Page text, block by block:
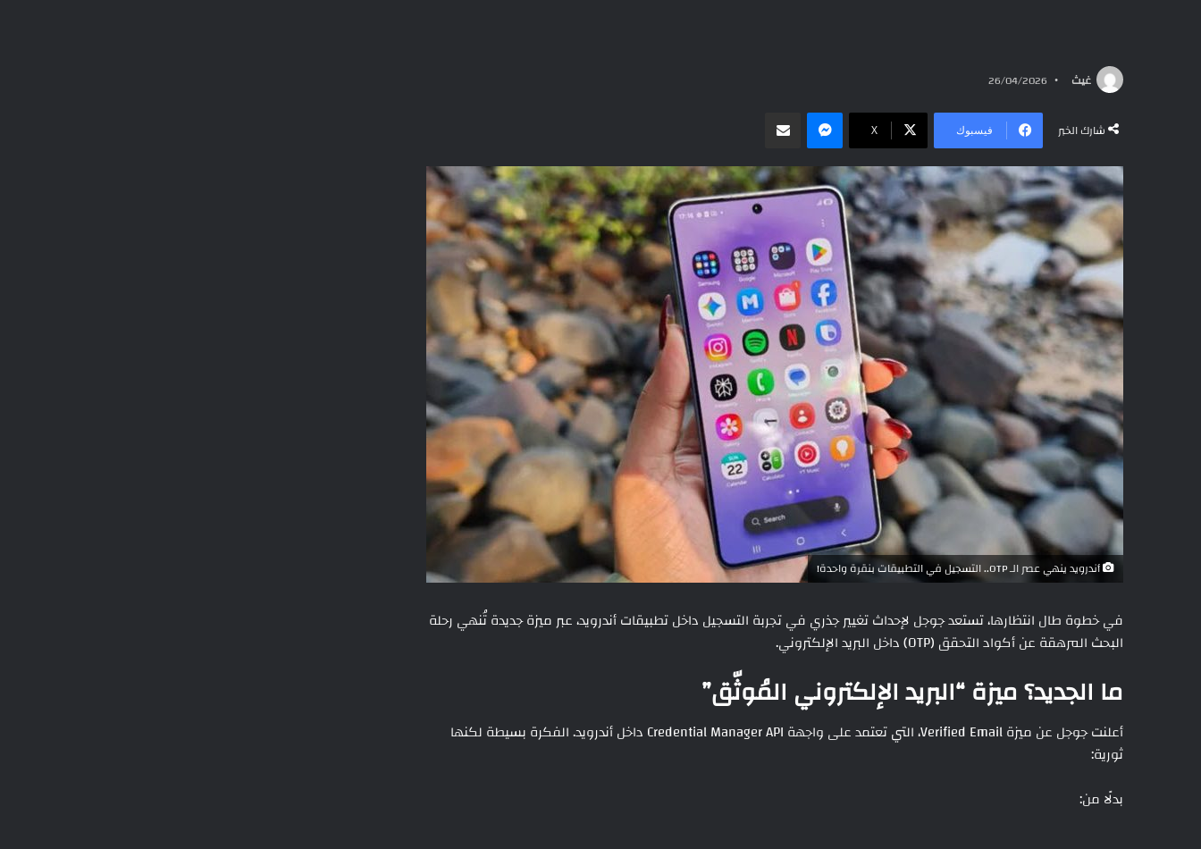
غيث 26/04/2026
شارك الخبر فيسبوك ‫X
ماسنجر
أندرويد ينهي عصر الـ OTP.. التسجيل في التطبيقات بنقرة واحدة!
في خطوة طال انتظارها، تستعد جوجل لإحداث تغيير جذري في تجربة التسجيل داخل تطبيقات أندرويد، عبر ميزة جديدة تُنهي رحلة
البحث المرهقة عن أكواد التحقق (OTP) داخل البريد الإلكتروني.
ما الجديد؟ ميزة “البريد الإلكتروني المُوثّق”
أعلنت جوجل عن ميزة Verified Email، التي تعتمد على واجهة Credential Manager API داخل أندرويد. الفكرة بسيطة لكنها
ثورية:
بدلًا من: